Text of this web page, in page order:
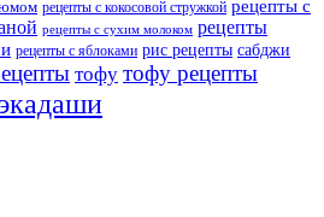
рецепты с кокосовой стружкой рецепты с
рецепты с сухим молоком рецепты
рецепты с яблоками рис рецепты сабджи
тофу тофу рецепты